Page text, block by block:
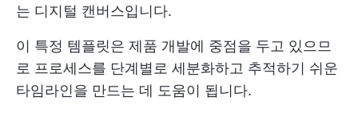
는 디지털 캔버스입니다.
이 특정 템플릿은 제품 개발에 중점을 두고 있으므
로 프로세스를 단계별로 세분화하고 추적하기 쉬운
타임라인을 만드는 데 도움이 됩니다.